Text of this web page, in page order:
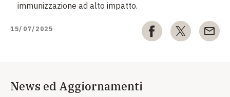
immunizzazione ad alto impatto.
15/07/2025
News ed Aggiornamenti